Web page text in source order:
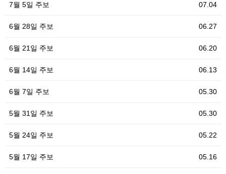
07.04
7월 5일 주보
06.27
6월 28일 주보
06.20
6월 21일 주보
06.13
6월 14일 주보
05.30
6월 7일 주보
05.30
5월 31일 주보
05.22
5월 24일 주보
05.16
5월 17일 주보